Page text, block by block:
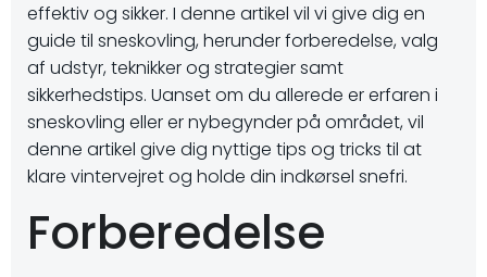
effektiv og sikker. I denne artikel vil vi give dig en
guide til sneskovling, herunder forberedelse, valg
af udstyr, teknikker og strategier samt
sikkerhedstips. Uanset om du allerede er erfaren i
sneskovling eller er nybegynder på området, vil
denne artikel give dig nyttige tips og tricks til at
klare vintervejret og holde din indkørsel snefri.
Forberedelse